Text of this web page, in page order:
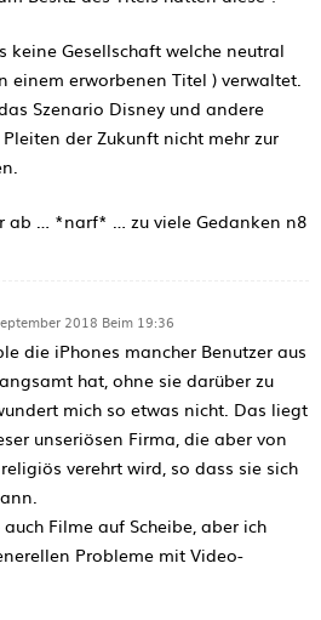
keine Gesellschaft welche neutral
einem erworbenen Titel ) verwaltet.
Szenario Disney und andere
der Zukunft nicht mehr zur
ab … *narf* … zu viele Gedanken n8
2018 Beim 19:36
die iPhones mancher Benutzer aus
hat, ohne sie darüber zu
mich so etwas nicht. Das liegt
unseriösen Firma, die aber von
verehrt wird, so dass sie sich
Filme auf Scheibe, aber ich
Probleme mit Video-